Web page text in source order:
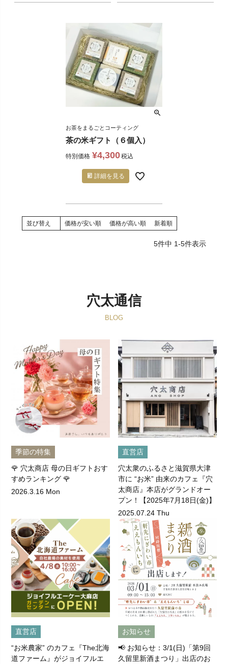
お茶をまるごとコーティング
茶の米ギフト（６個入）
特別価格 ¥4,300税込
詳細を見る
並び替え 価格が安い順 価格が高い順 新着順
5件中 1-5件表示
穴太通信
BLOG
季節の特集
🌹 穴太商店 母の日ギフトおす
すめランキング 🌹
2026.3.16 Mon
直営店
穴太衆のふるさと滋賀県大津
市に “お米” 由来のカフェ『穴
太商店』本店がグランドオー
プン！【2025年7月18日(金)】
2025.07.24 Thu
直営店
“お米農家” のカフェ『The北海
道ファーム』がジョイフルエ
お知らせ
📢 お知らせ：3/1(日)「第9回
久留里新酒まつり」出店のお